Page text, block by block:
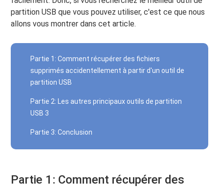
partition USB que vous pouvez utiliser, c'est ce que nous
allons vous montrer dans cet article.
Partie 1: Comment récupérer des fichiers
supprimés accidentellement à partir d'un outil de
partition USB
Partie 2: Les autres principaux outils de partition
USB 3
Partie 3: Conclusion
Partie 1: Comment récupérer des